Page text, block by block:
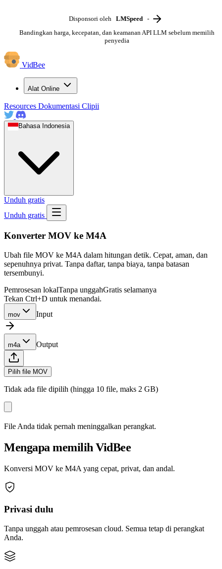
Disponsori oleh LMSpeed -
Bandingkan harga, kecepatan, dan keamanan API LLM sebelum memilih
penyedia
VidBee
Alat Online
Resources Dokumentasi Clipii
Bahasa Indonesia
Unduh gratis
Unduh gratis
Konverter MOV ke M4A
Ubah file MOV ke M4A dalam hitungan detik. Cepat, aman, dan
sepenuhnya privat. Tanpa daftar, tanpa biaya, tanpa batasan
tersembunyi.
Pemrosesan lokalTanpa unggahGratis selamanya
Tekan Ctrl+D untuk menandai.
mov Input
m4a Output
Pilih file MOV
Tidak ada file dipilih (hingga 10 file, maks 2 GB)
File Anda tidak pernah meninggalkan perangkat.
Mengapa memilih VidBee
Konversi MOV ke M4A yang cepat, privat, dan andal.
Privasi dulu
Tanpa unggah atau pemrosesan cloud. Semua tetap di perangkat
Anda.